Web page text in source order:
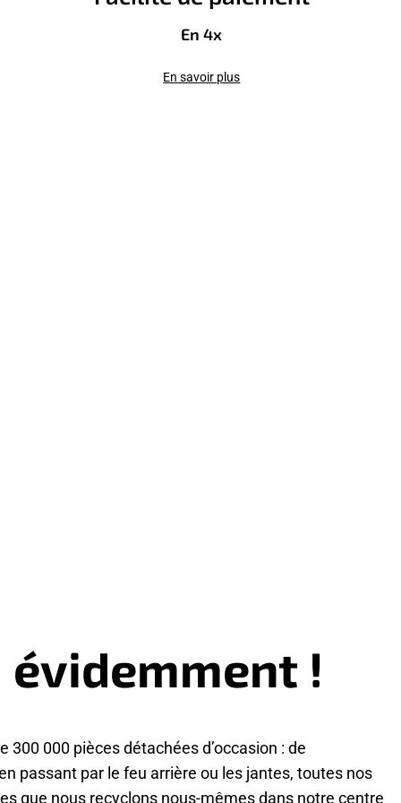
En 4x
En savoir plus
évidemment !
300 000 pièces détachées d’occasion : de
passant par le feu arrière ou les jantes, toutes nos
que nous recyclons nous-mêmes dans notre centre